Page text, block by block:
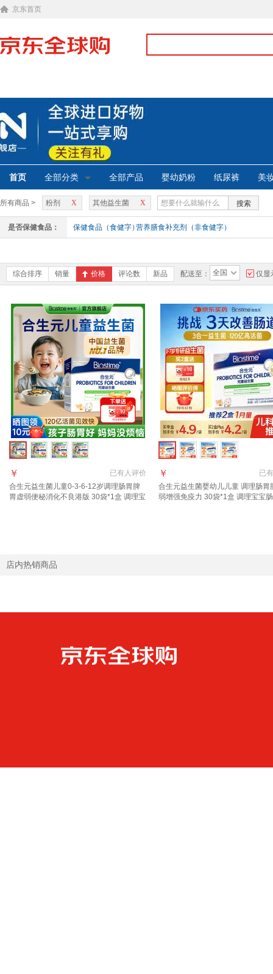
京东首页
首页 全部分类 全部产品 婴幼奶粉 纸尿裤 美
所有商品 > X
粉剂 X
其他益生菌 搜索
是否保健食品： 保健食品（食健字）营养膳食补充剂（非食健字）
综合排序 销量 价格 评论数 新品 配送至： 全国 仅显
已有人评价
￥
合生元益生菌儿童0-3-6-12岁调理肠胃脾
胃虚弱便秘消化不良港版 30袋*1盒 调理宝
已有
￥
合生元益生菌婴幼儿儿童 调理肠胃
弱增强免疫力 30袋*1盒 调理宝宝
店内热销商品